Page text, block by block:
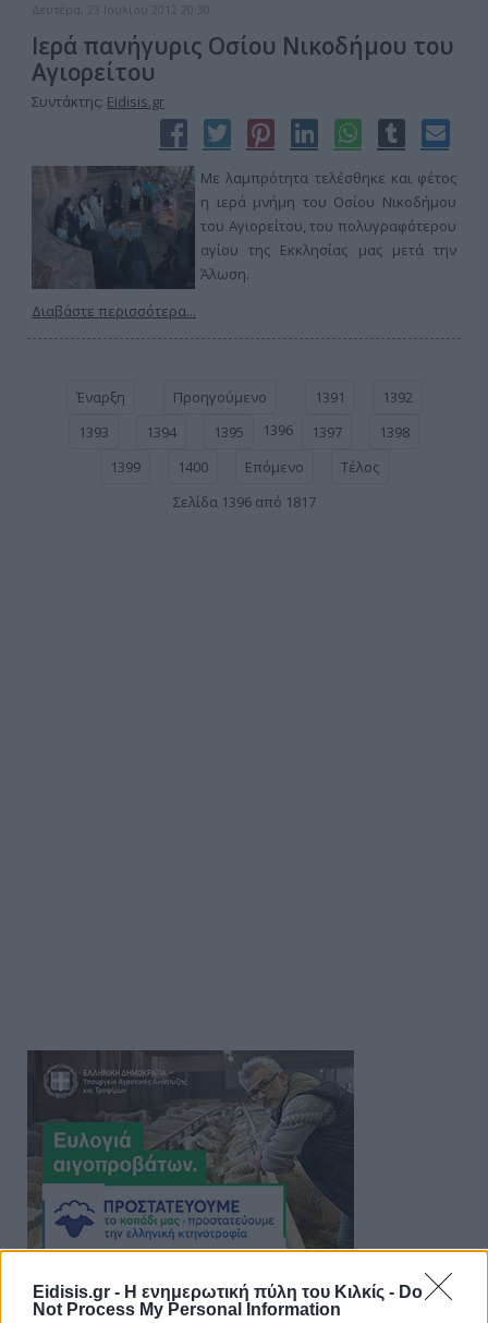
Eidisis.gr - Η ενημερωτική πύλη του Κιλκίς - Do
Not Process My Personal Information
Δευτέρα, 23 Ιουλίου 2012 20:30
Ιερά πανήγυρις Οσίου Νικοδήμου του
Αγιορείτου
Συντάκτης: Eidisis.gr
Με λαμπρότητα τελέσθηκε και φέτος
η ιερά μνήμη του Οσίου Νικοδήμου
του Αγιορείτου, του πολυγραφότερου
αγίου της Εκκλησίας μας μετά την
Άλωση.
Διαβάστε περισσότερα...
Έναρξη Προηγούμενο 1391
1392
1393
1394 1395 1396 1397
1398
1399
1400 Επόμενο
Τέλος
Σελίδα 1396 από 1817